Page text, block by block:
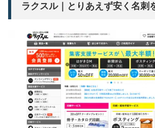
ラクスル｜とりあえず安く名刺